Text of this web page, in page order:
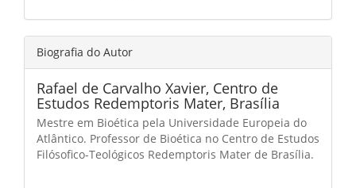
Biografia do Autor
Rafael de Carvalho Xavier, Centro de
Estudos Redemptoris Mater, Brasília
Mestre em Bioética pela Universidade Europeia do
Atlântico. Professor de Bioética no Centro de Estudos
Filósofico-Teológicos Redemptoris Mater de Brasília.